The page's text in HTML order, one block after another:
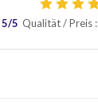
5/5 Qualität / Preis: